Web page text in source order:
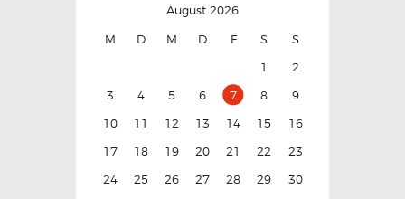
August 2026
M D M D F S
S
1
2
3
4 5 6 7 8
9
10
11 12 13 14 15
16
17
18 19 20 21 22
23
24
25 26 27 28 29
30